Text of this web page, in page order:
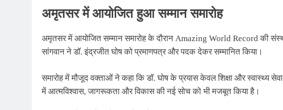
अमृतसर में आयोजित हुआ सम्मान समारोह
अमृतसर में आयोजित सम्मान समारोह के दौरान Amazing World Record की
सांगवान ने डॉ. इंद्रजीत घोष को प्रमाणपत्र और पदक देकर सम्मानित किया।
समारोह में मौजूद वक्ताओं ने कहा कि डॉ. घोष के प्रयास केवल शिक्षा और स्वास्थ्य
में आत्मविश्वास, जागरूकता और विकास की नई सोच को भी मजबूत किया है।